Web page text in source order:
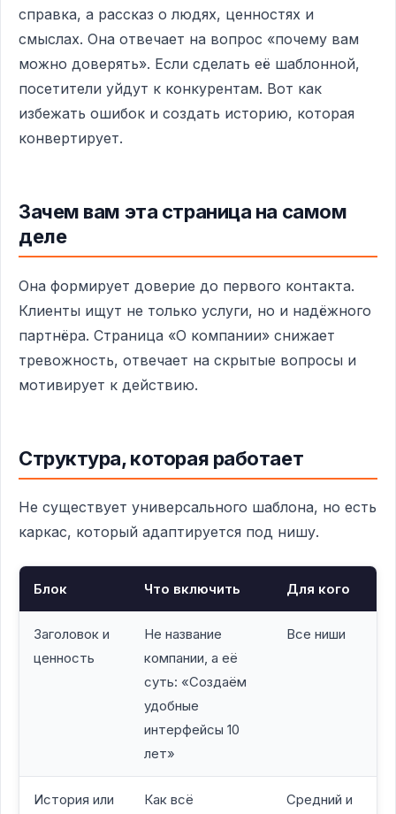
справка, а рассказ о людях, ценностях и
смыслах. Она отвечает на вопрос «почему вам
можно доверять». Если сделать её шаблонной,
посетители уйдут к конкурентам. Вот как
избежать ошибок и создать историю, которая
конвертирует.
Зачем вам эта страница на самом
деле
Она формирует доверие до первого контакта.
Клиенты ищут не только услуги, но и надёжного
партнёра. Страница «О компании» снижает
тревожность, отвечает на скрытые вопросы и
мотивирует к действию.
Структура, которая работает
Не существует универсального шаблона, но есть
каркас, который адаптируется под нишу.
Блок Что включить Для кого
Заголовок и
ценность
Не название
компании, а её
суть: «Создаём
удобные
интерфейсы 10
лет»
Все ниши
История или
Как всё
Средний и